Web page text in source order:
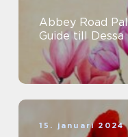
Abbey Road
Guide till
15. januari 2024